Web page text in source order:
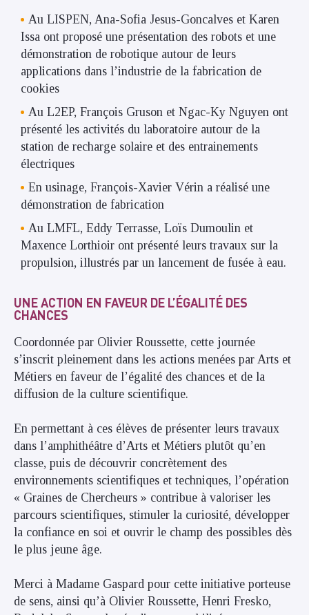
Au LISPEN, Ana-Sofia Jesus-Goncalves et Karen
Issa ont proposé une présentation des robots et une
démonstration de robotique autour de leurs
applications dans l’industrie de la fabrication de
cookies
Au L2EP, François Gruson et Ngac-Ky Nguyen ont
présenté les activités du laboratoire autour de la
station de recharge solaire et des entrainements
électriques
En usinage, François-Xavier Vérin a réalisé une
démonstration de fabrication
Au LMFL, Eddy Terrasse, Loïs Dumoulin et
Maxence Lorthioir ont présenté leurs travaux sur la
propulsion, illustrés par un lancement de fusée à eau.
UNE ACTION EN FAVEUR DE L’ÉGALITÉ DES
CHANCES
Coordonnée par Olivier Roussette, cette journée
s’inscrit pleinement dans les actions menées par Arts et
Métiers en faveur de l’égalité des chances et de la
diffusion de la culture scientifique.
En permettant à ces élèves de présenter leurs travaux
dans l’amphithéâtre d’Arts et Métiers plutôt qu’en
classe, puis de découvrir concrètement des
environnements scientifiques et techniques, l’opération
« Graines de Chercheurs » contribue à valoriser les
parcours scientifiques, stimuler la curiosité, développer
la confiance en soi et ouvrir le champ des possibles dès
le plus jeune âge.
Merci à Madame Gaspard pour cette initiative porteuse
de sens, ainsi qu’à Olivier Roussette, Henri Fresko,